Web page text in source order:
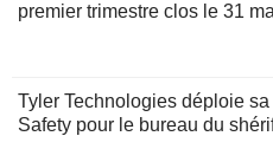
premier trimestre clos le 31
Tyler Technologies déploie
Safety pour le bureau du